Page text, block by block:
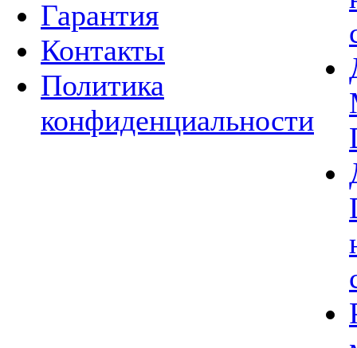
Гарантия
Контакты
Политика
конфиденциальности